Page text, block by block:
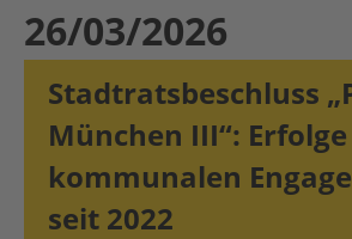
Stadtratsbeschluss
München III“:
kommunalen
seit 2022
26/03/2026